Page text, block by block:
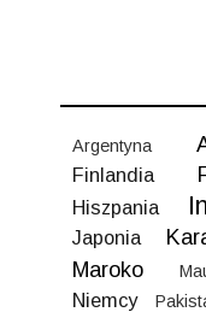
Argentyna
Finlandia
Hiszpania
Japonia
Maroko
Niemcy